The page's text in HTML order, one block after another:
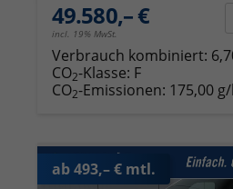
49.580,– €
incl. 19% MwSt.
Verbrauch kombiniert:
CO2-Klasse: F
CO2-Emissionen: 175,00
ab 493,– € mtl.